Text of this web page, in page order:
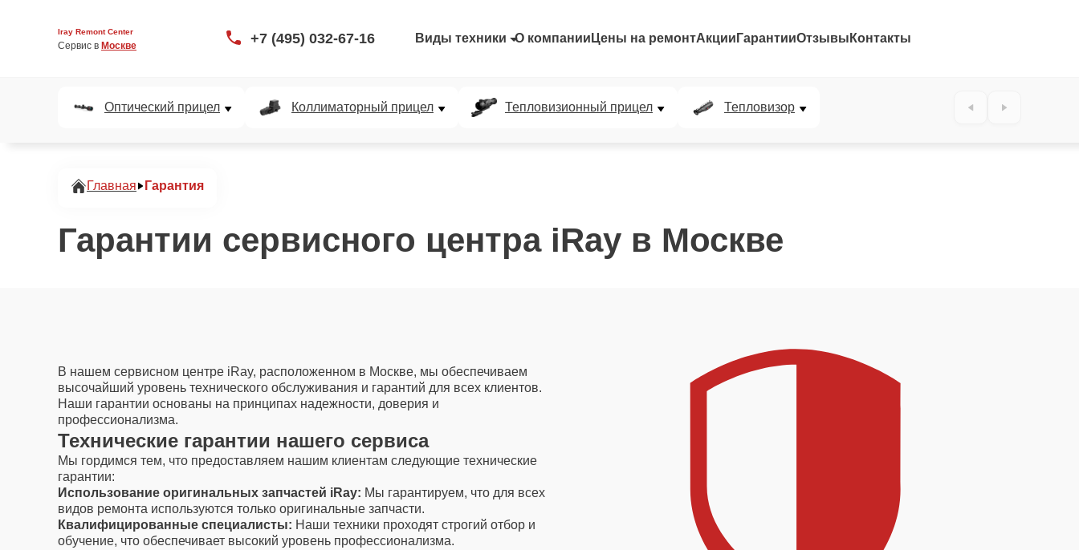
Iray Remont Center
Сервис в Москве +7 (495) 032-67-16 Виды техники О компании Цены на ремонтАкции ГарантииОтзывы Контакты
Оптический прицел Коллиматорный прицел Тепловизионный прицел Тепловизор
Главная Гарантия
Гарантии сервисного центра iRay в Москве
В нашем сервисном центре iRay, расположенном в Москве, мы обеспечиваем
высочайший уровень технического обслуживания и гарантий для всех клиентов.
Наши гарантии основаны на принципах надежности, доверия и
профессионализма.
Технические гарантии нашего сервиса
Мы гордимся тем, что предоставляем нашим клиентам следующие технические
гарантии:
Использование оригинальных запчастей iRay: Мы гарантируем, что для всех
видов ремонта используются только оригинальные запчасти.
Квалифицированные специалисты: Наши техники проходят строгий отбор и
обучение, что обеспечивает высокий уровень профессионализма.